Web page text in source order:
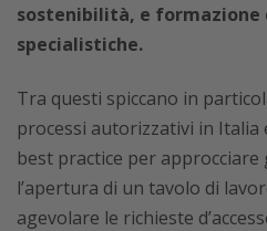
sostenibilità, e formazione
specialistiche.
Tra questi spiccano in
processi autorizzativi in Italia
best practice per
l’apertura di un tavolo di
agevolare le richieste